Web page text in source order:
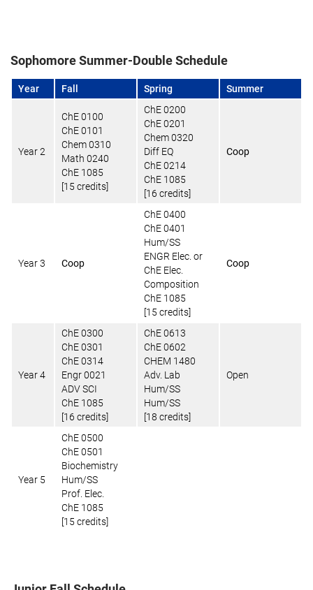
Sophomore Summer-Double Schedule
Year Fall Spring Summer
Year 2
ChE 0100
ChE 0101
Chem 0310
Math 0240
ChE 1085
[15 credits]
ChE 0200
ChE 0201
Chem 0320
Diff EQ
ChE 0214
ChE 1085
[16 credits]
Coop
Year 3 Coop
ChE 0400
ChE 0401
Hum/SS
ENGR Elec. or
ChE Elec.
Composition
ChE 1085
[15 credits]
Coop
Year 4
ChE 0300
ChE 0301
ChE 0314
Engr 0021
ADV SCI
ChE 1085
[16 credits]
ChE 0613
ChE 0602
CHEM 1480
Adv. Lab
Hum/SS
Hum/SS
[18 credits]
Open
Year 5
ChE 0500
ChE 0501
Biochemistry
Hum/SS
Prof. Elec.
ChE 1085
[15 credits]